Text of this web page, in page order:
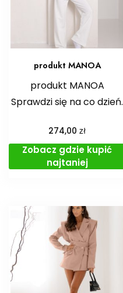
produkt MANOA
produkt MANOA
Sprawdzi się na co dzień.
274,00zł
Zobacz gdzie kupić
najtaniej